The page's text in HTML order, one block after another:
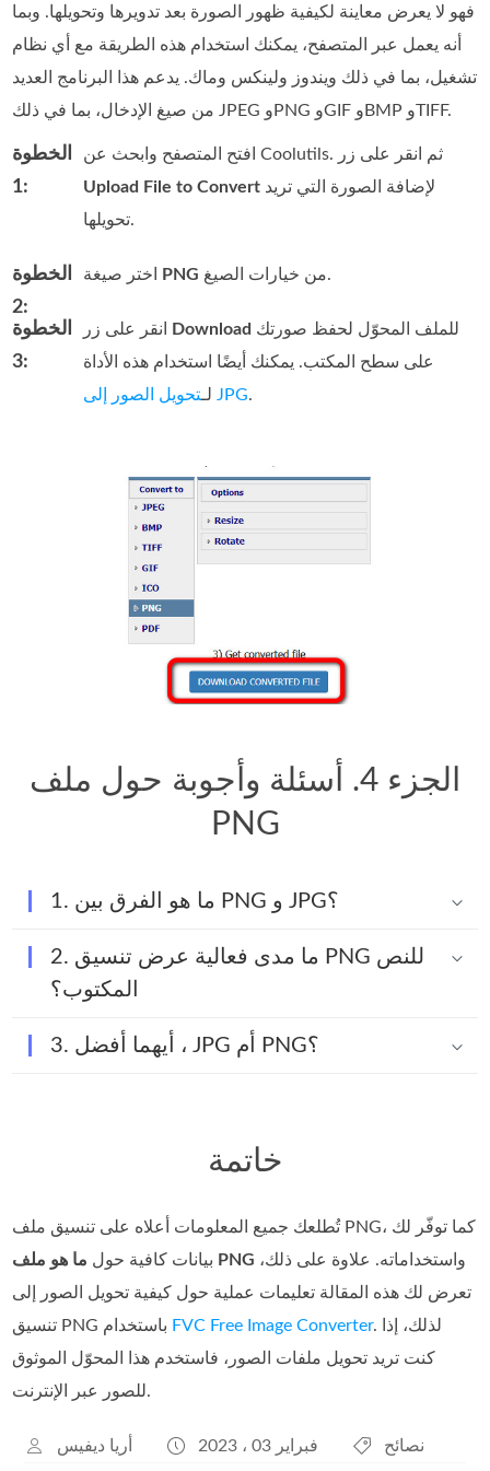
فهو لا يعرض معاينة لكيفية ظهور الصورة بعد تدويرها وتحويلها. وبما
أنه يعمل عبر المتصفح، يمكنك استخدام هذه الطريقة مع أي نظام
تشغيل، بما في ذلك ويندوز ولينكس وماك. يدعم هذا البرنامج العديد
من صيغ الإدخال، بما في ذلك JPEG وPNG وGIF وBMP وTIFF.
الخطوة
1:
افتح المتصفح وابحث عن Coolutils. ثم انقر على زر
Upload File to Convert
تحويلها.
الخطوة
2:
PNG من خيارات الصيغ.
الخطوة
3:
Download
على سطح المكتب. يمكنك أيضًا استخدام هذه الأداة
لـ تحويل الصور إلى JPG.
الجزء 4. أسئلة وأجوبة حول ملف
PNG
1. ما هو الفرق بين PNG و JPG؟
2. ما مدى فعالية عرض تنسيق PNG للنص
المكتوب؟
3. أيهما أفضل ، JPG أم PNG؟
خاتمة
تُطلعك جميع المعلومات أعلاه على تنسيق ملف PNG، كما توفّر لك
بيانات كافية حول ما هو ملف PNG
تعرض لك هذه المقالة تعليمات عملية حول كيفية تحويل الصور إلى
FVC Free Image Converter. لذلك، إذا
كنت تريد تحويل ملفات الصور، فاستخدم هذا المحوّل الموثوق
للصور عبر الإنترنت.
أريا ديفيس فبراير 03 ، 2023 نصائح